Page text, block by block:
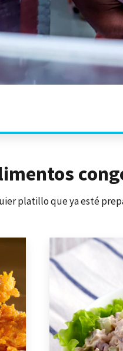
platillo que ya esté